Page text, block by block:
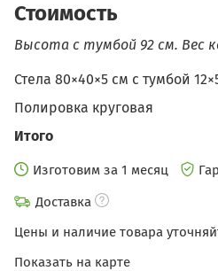
Стоимость
Высота с тумбой 92 см. Вес
Стела 80×40×5 см c тумбой
Полировка круговая
Итого
Изготовим за 1 месяц
Доставка
Цены и наличие товара
Показать на карте